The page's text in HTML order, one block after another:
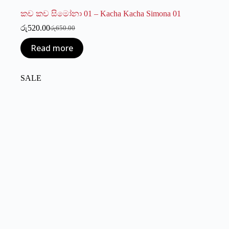
කච කච සිමෝනා 01 – Kacha Kacha Simona 01
රු650.00
Original
was:
රු650.00.
රු520.00Current
is:
රු520.00.
Read more
SALE